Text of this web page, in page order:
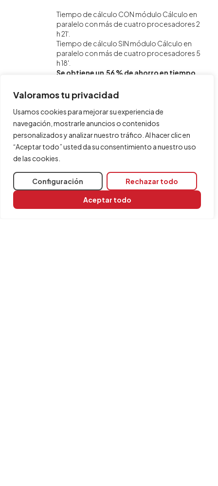
Valoramos tu privacidad
Usamos cookies para mejorar su experiencia de
navegación, mostrarle anuncios o contenidos
personalizados y analizar nuestro tráfico. Al hacer clic en
“Aceptar todo” usted da su consentimiento a nuestro uso
de las cookies.
Configuración Rechazar todo
Aceptar todo
Compartir
Código del módulo
Tiempo de cálculo CON módulo Cálculo en
paralelo con más de cuatro procesadores 2
h 21'.
Tiempo de cálculo SIN módulo Cálculo en
paralelo con más de cuatro procesadores 5
h 18'.
Se obtiene un 56 % de ahorro en tiempo
El tiempo ahorrado en calcular la estructura se multiplica
teniendo en cuenta que una misma estructura puede
calcularse varias veces hasta llegar a su óptimo
dimensionamiento.